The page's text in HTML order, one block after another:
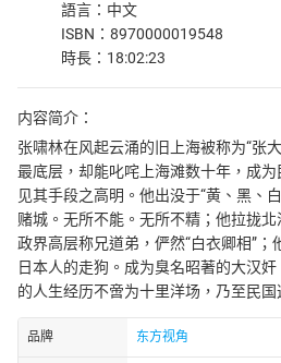
語言：中文
ISBN：8970000019548
時長：18:02:23
内容简介：
张啸林在风起云涌的旧上海被称为“张
最底层，却能叱咤上海滩数十年，成为
见其手段之高明。他出没于“黄、黑、
赌城。无所不能。无所不精；他拉拢
政界高层称兄道弟，俨然“白衣卿相”
日本人的走狗。成为臭名昭著的大汉
的人生经历不啻为十里洋场，乃至民国
品牌 东方视角